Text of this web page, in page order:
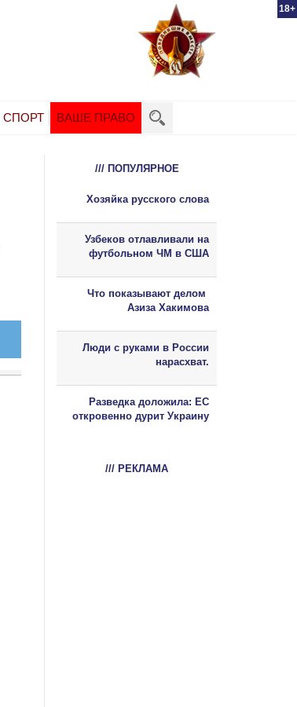
18+
СПОРТ ВАШЕ ПРАВО
/// ПОПУЛЯРНОЕ
Хозяйка русского слова
Узбеков отлавливали на
футбольном ЧМ в США
Что показывают делом
Азиза Хакимова
Люди с руками в России
нарасхват.
Разведка доложила: ЕС
откровенно дурит Украину
/// РЕКЛАМА